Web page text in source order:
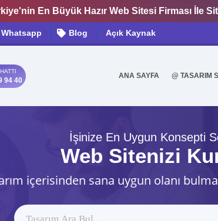
En Büyük Hazır Web Sitesi Firması İle
Whatsapp Blog Açık Kaynak
94 40
ANA SAYFA @ TASARIM
İşinize En Uygun Konsepti
Web Sitenizi
içerisinden sana uygun olanı